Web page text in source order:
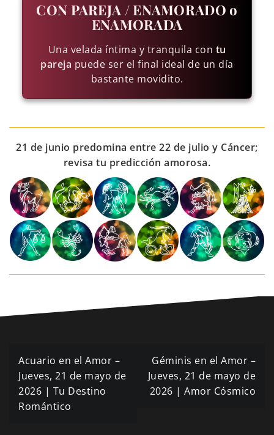
CON PAREJA / ENAMORADO o
ENAMORADA
Una velada íntima y tranquila con tu
pareja puede ser el final ideal de un día
bastante movidito.
21 de junio predomina entre 22 de julio y Cáncer;
revisa tu predicción amorosa.
Navegación
de
entradas
Acuario en el Amor –
Jueves, 21 de mayo de
2026 | Tu Destino
Romántico
Géminis en el Amor –
Jueves, 21 de mayo de
2026 | Amor Cósmico